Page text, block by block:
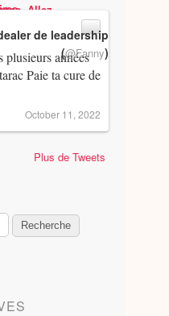
plusieurs années
Paie ta cure de
de leadership
(@Fanny)
October 11, 2022
Plus de Tweets